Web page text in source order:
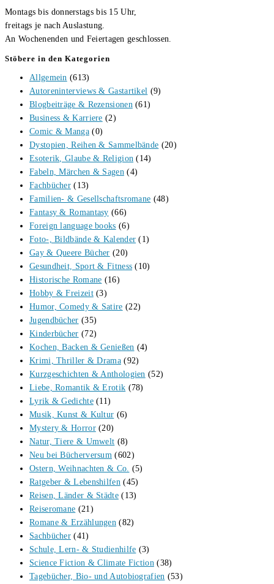
Montags bis donnerstags bis 15 Uhr,
freitags je nach Auslastung.
An Wochenenden und Feiertagen geschlossen.
Stöbere in den Kategorien
Allgemein (613)
Autoreninterviews & Gastartikel (9)
Blogbeiträge & Rezensionen (61)
Business & Karriere (2)
Comic & Manga (0)
Dystopien, Reihen & Sammelbände (20)
Esoterik, Glaube & Religion (14)
Fabeln, Märchen & Sagen (4)
Fachbücher (13)
Familien- & Gesellschaftsromane (48)
Fantasy & Romantasy (66)
Foreign language books (6)
Foto-, Bildbände & Kalender (1)
Gay & Queere Bücher (20)
Gesundheit, Sport & Fitness (10)
Historische Romane (16)
Hobby & Freizeit (3)
Humor, Comedy & Satire (22)
Jugendbücher (35)
Kinderbücher (72)
Kochen, Backen & Genießen (4)
Krimi, Thriller & Drama (92)
Kurzgeschichten & Anthologien (52)
Liebe, Romantik & Erotik (78)
Lyrik & Gedichte (11)
Musik, Kunst & Kultur (6)
Mystery & Horror (20)
Natur, Tiere & Umwelt (8)
Neu bei Bücherversum (602)
Ostern, Weihnachten & Co. (5)
Ratgeber & Lebenshilfen (45)
Reisen, Länder & Städte (13)
Reiseromane (21)
Romane & Erzählungen (82)
Sachbücher (41)
Schule, Lern- & Studienhilfe (3)
Science Fiction & Climate Fiction (38)
Tagebücher, Bio- und Autobiografien (53)